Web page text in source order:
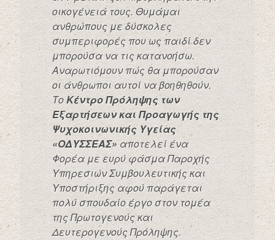
οικογένειά τους. Θυμάμαι
ανθρώπους με δύσκολες
συμπεριφορές που ως παιδί δεν
μπορούσα να τις κατανοήσω.
Αναρωτιόμουν πώς θα μπορούσαν
οι άνθρωποι αυτοί να βοηθηθούν.
ΤοΚέντρο Πρόληψης των
Εξαρτήσεων και Προαγωγής της
Ψυχοκοινωνικής Υγείας
«ΟΔΥΣΣΕΑΣ»αποτελεί ένα
Φορέα με ευρύ φάσμα Παροχής
Υπηρεσιών Συμβουλευτικής και
Υποστήριξης αφού παράγεται
πολύ σπουδαίο έργο στον τομέα
της Πρωτογενούς και
Δευτερογενούς Πρόληψης.